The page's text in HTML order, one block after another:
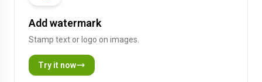
Add watermark
Stamp text or logo on images.
Try it now